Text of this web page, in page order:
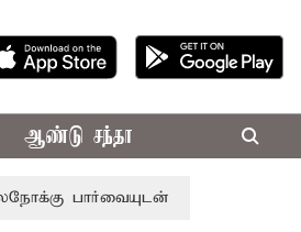
ஆண்டு சந்தா
கூடிய வேளாண்